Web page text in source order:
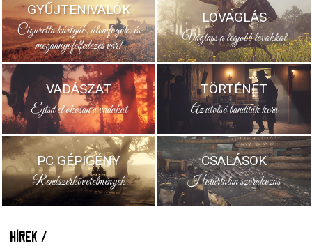
GYŰJTENIVALÓK
Cigaretta kártyák, álomfogók, és
megannyi felfedezés vár!
LOVAGLÁS
Vágtass a legjobb lovakkal
VADÁSZAT
Ejtsd el okosan a vadakat
TÖRTÉNET
Az utolsó banditák kora
PC GÉPIGÉNY
Rendszerkövetelmények
CSALÁSOK
Határtalan szórakozás
HÍREK /